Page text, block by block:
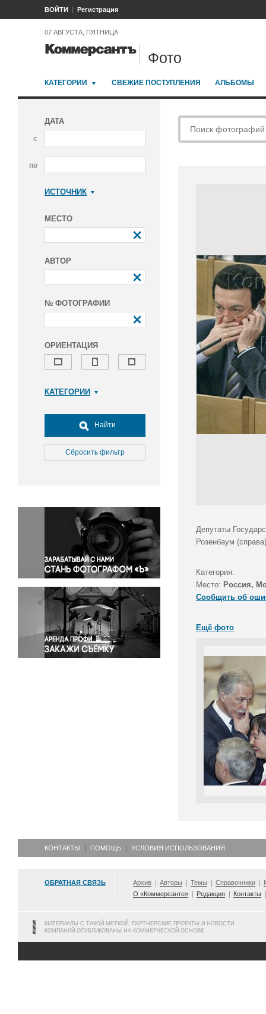
ВОЙТИ Регистрация
07 АВГУСТА, ПЯТНИЦА
Фото
КАТЕГОРИИ СВЕЖИЕ ПОСТУПЛЕНИЯ АЛЬБОМЫ
ДАТА
с
по
ИСТОЧНИК
МЕСТО
АВТОР
№ ФОТОГРАФИИ
ОРИЕНТАЦИЯ
КАТЕГОРИИ
Досуг, туризм и отдых
Культура
Медицина
Окружающая среда
Политика
Правосудие
Происшествия и конфликты
Религия
Светская жизнь
Спорт
Экология
Экономика и бизнес
Найти
Сбросить фильтр
Депутаты
Розенбаум
Категория:
Место: Россия,
Сообщить об
Ещё фото
КОНТАКТЫ ПОМОЩЬ УСЛОВИЯ ИСПОЛЬЗОВАНИЯ
ОБРАТНАЯ СВЯЗЬ Архив Авторы Темы Справочники
О «Коммерсанте»
Редакция Контакты
МАТЕРИАЛЫ С ТАКОЙ МЕТКОЙ, ПАРТНЕРСКИЕ ПРОЕКТЫ И НОВОСТИ
КОМПАНИЙ ОПУБЛИКОВАНЫ НА КОММЕРЧЕСКОЙ ОСНОВЕ